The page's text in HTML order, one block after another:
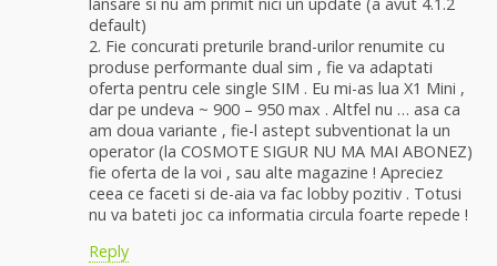
default)
2. Fie concurati preturile brand-urilor renumite cu
produse performante dual sim , fie va adaptati
oferta pentru cele single SIM . Eu mi-as lua X1 Mini ,
dar pe undeva ~ 900 – 950 max . Altfel nu … asa ca
am doua variante , fie-l astept subventionat la un
operator (la COSMOTE SIGUR NU MA MAI ABONEZ)
fie oferta de la voi , sau alte magazine ! Apreciez
ceea ce faceti si de-aia va fac lobby pozitiv . Totusi
nu va bateti joc ca informatia circula foarte repede !
Reply